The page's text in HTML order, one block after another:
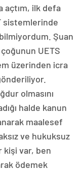
açtım, ilk defa
sistemlerinde
Şuan
UETS
üzerinden icra
olmasını
halde kanun
maalesef
ve hukuksuz
kişi var, ben
ödemek